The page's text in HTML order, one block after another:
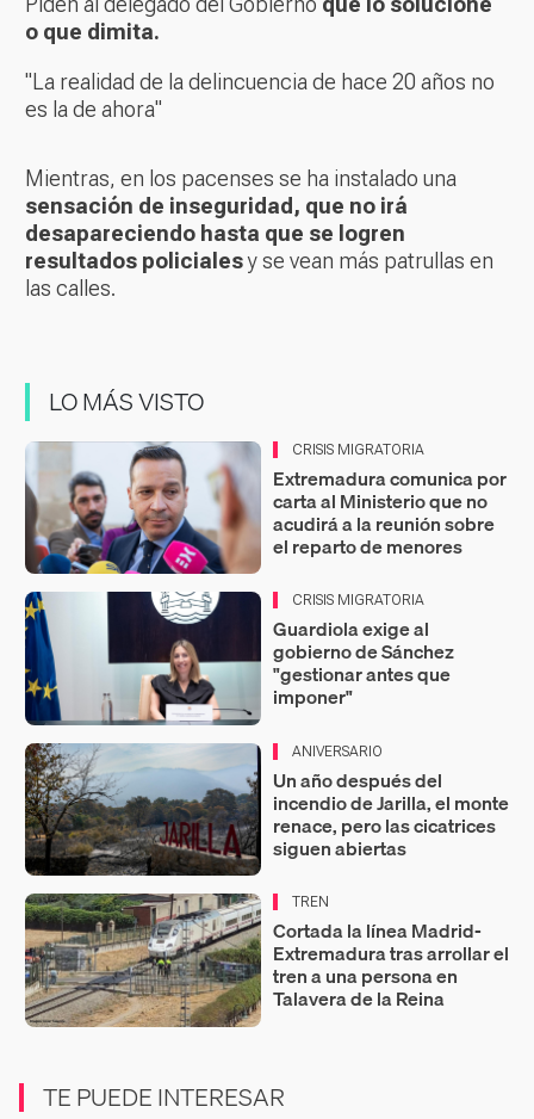
o que dimita.
"La realidad de la delincuencia de hace 20 años no
es la de ahora"
Mientras, en los pacenses se ha instalado una
sensación de inseguridad, que no irá
desapareciendo hasta que se logren
resultados policialesy se vean más patrullas en
las calles.
LO MÁS VISTO
CRISIS MIGRATORIA
Extremadura comunica por
carta al Ministerio que no
acudirá a la reunión sobre
el reparto de menores
CRISIS MIGRATORIA
Guardiola exige al
gobierno de Sánchez
"gestionar antes que
imponer"
ANIVERSARIO
Un año después del
incendio de Jarilla, el monte
renace, pero las cicatrices
siguen abiertas
TREN
Cortada la línea Madrid-
Extremadura tras arrollar el
tren a una persona en
Talavera de la Reina
TE PUEDE INTERESAR